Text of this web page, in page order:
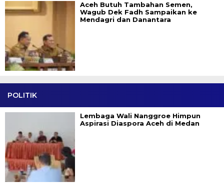
Aceh Butuh Tambahan Semen,
Wagub Dek Fadh Sampaikan ke
Mendagri dan Danantara
POLITIK
Lembaga Wali Nanggroe Himpun
Aspirasi Diaspora Aceh di Medan